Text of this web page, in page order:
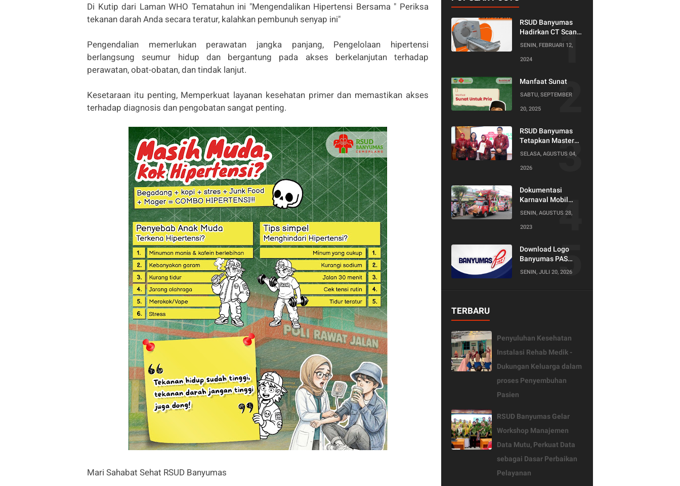
Di Kutip dari Laman WHO Tematahun ini "Mengendalikan Hipertensi Bersama " Periksa
tekanan darah Anda secara teratur, kalahkan pembunuh senyap ini"
Pengendalian memerlukan perawatan jangka panjang, Pengelolaan hipertensi
berlangsung seumur hidup dan bergantung pada akses berkelanjutan terhadap
perawatan, obat-obatan, dan tindak lanjut.
Kesetaraan itu penting, Memperkuat layanan kesehatan primer dan memastikan akses
terhadap diagnosis dan pengobatan sangat penting.
Mari Sahabat Sehat RSUD Banyumas
RSUD Banyumas
Hadirkan CT Scan
128 Slice!
untuk Pemeriksaan
Nyaman dan
SENIN, FEBRUARI 12,
2024
Manfaat Sunat
SABTU, SEPTEMBER
20, 2025
RSUD Banyumas
Tetapkan Master
Konselor dan
Perkuat Peran
Layanan
Kesehatan
SELASA, AGUSTUS 04,
2026
Dokumentasi
Karnaval Mobil
Hias Tahun 2023
SENIN, AGUSTUS 28,
2023
Download Logo
Banyumas PAS
(Produktif Adil dan
SENIN, JULI 20, 2026
TERBARU
Penyuluhan Kesehatan
Instalasi Rehab Medik -
Dukungan Keluarga dalam
proses Penyembuhan
Pasien
RSUD Banyumas Gelar
Workshop Manajemen
Data Mutu, Perkuat Data
sebagai Dasar Perbaikan
Pelayanan